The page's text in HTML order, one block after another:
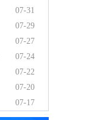
07-31
07-29
07-27
07-24
07-22
07-20
07-17